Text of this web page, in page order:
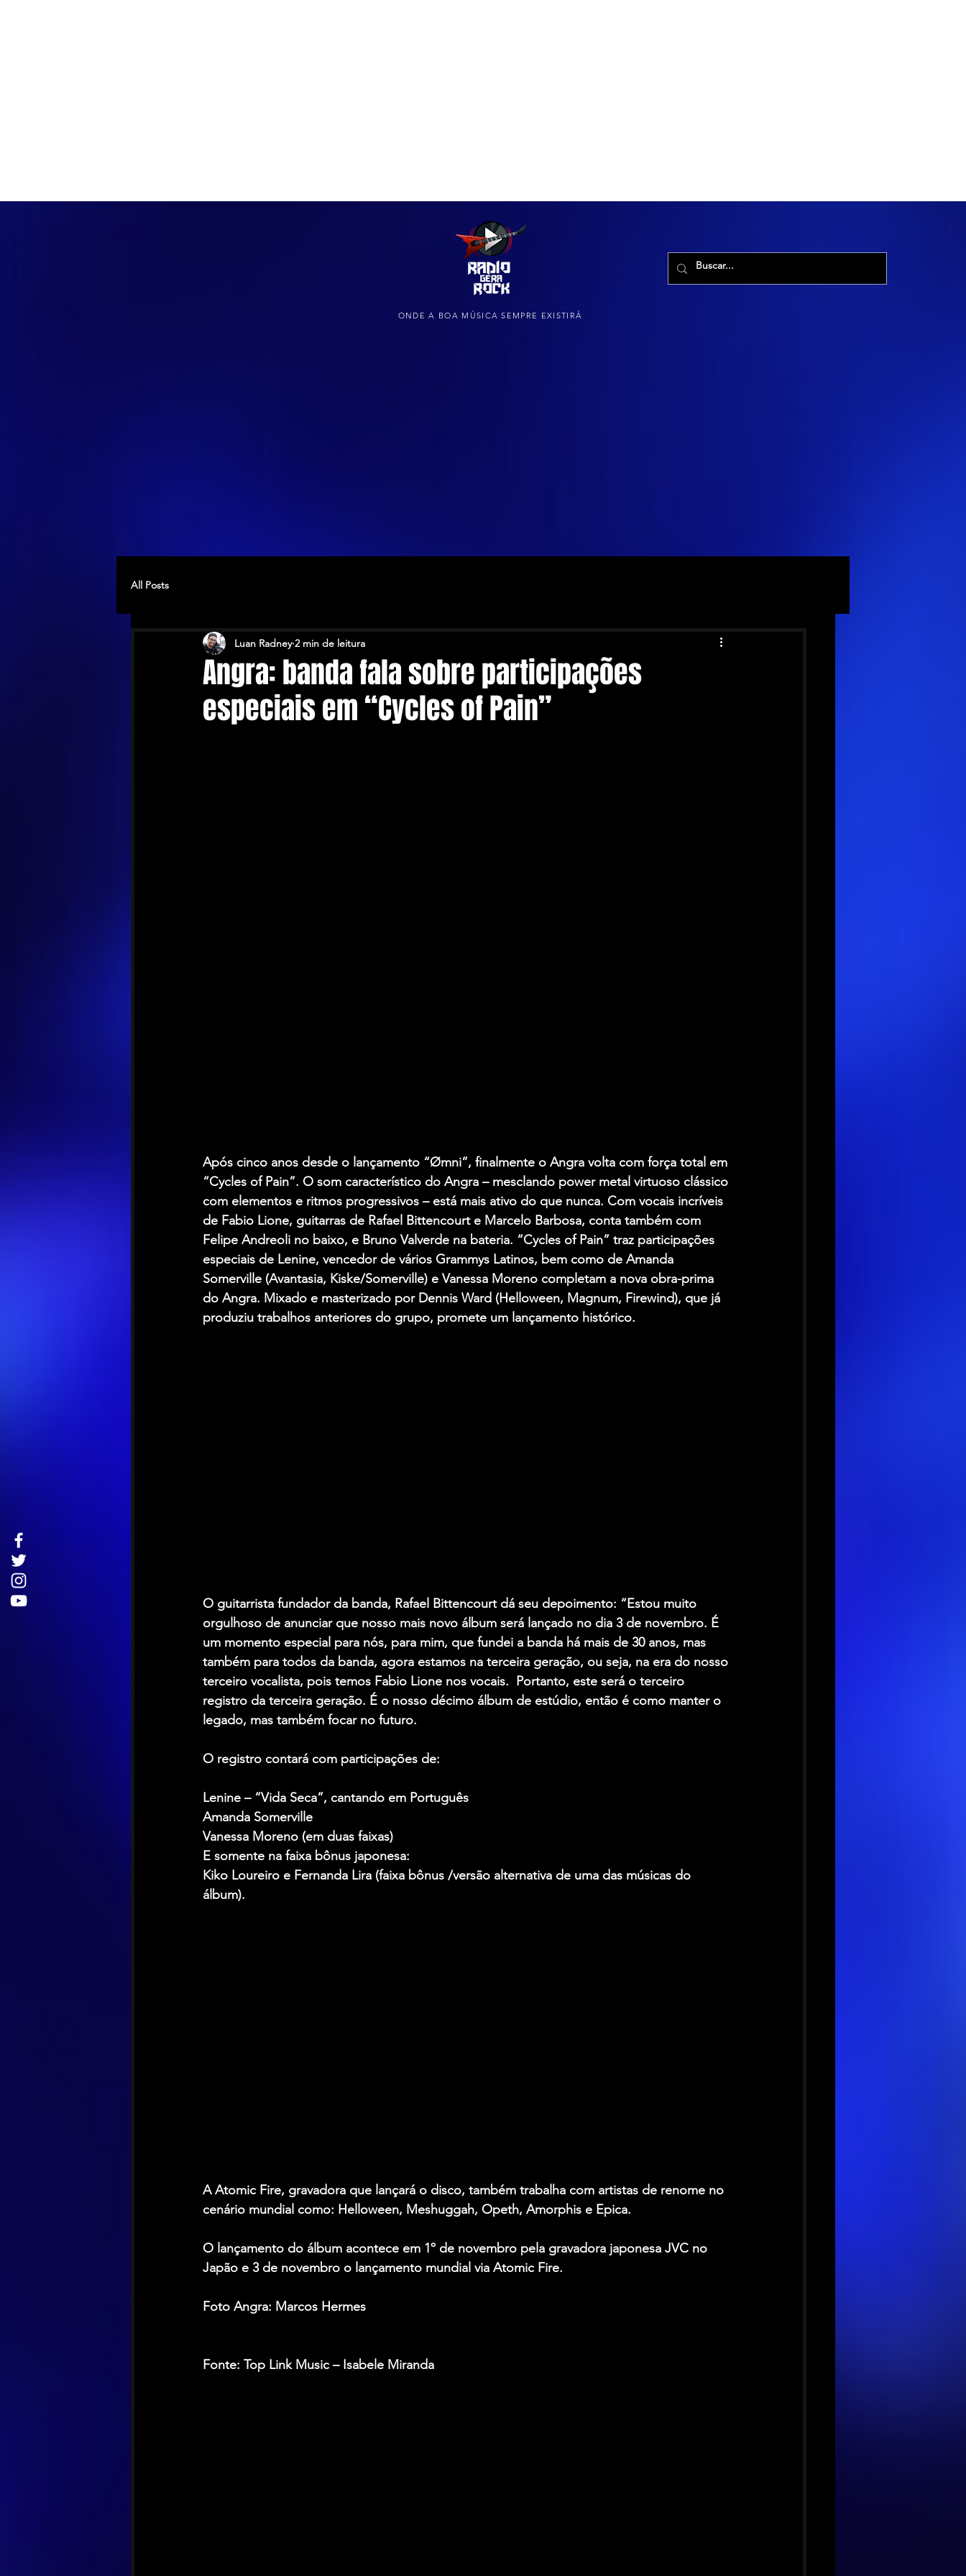
ONDE A BOA MÚSICA SEMPRE EXISTIRÁ
All Posts
Angra: banda fala sobre participações
especiais em “Cycles of Pain”
Luan Radney 2 min de leitura
Após cinco anos desde o lançamento “Ømni”, finalmente o Angra volta com força total em
“Cycles of Pain”. O som característico do Angra – mesclando power metal virtuoso clássico
com elementos e ritmos progressivos – está mais ativo do que nunca. Com vocais incríveis
de Fabio Lione, guitarras de Rafael Bittencourt e Marcelo Barbosa, conta também com
Felipe Andreoli no baixo, e Bruno Valverde na bateria. “Cycles of Pain” traz participações
especiais de Lenine, vencedor de vários Grammys Latinos, bem como de Amanda
Somerville (Avantasia, Kiske/Somerville) e Vanessa Moreno completam a nova obra-prima
do Angra. Mixado e masterizado por Dennis Ward (Helloween, Magnum, Firewind), que já
produziu trabalhos anteriores do grupo, promete um lançamento histórico.
O guitarrista fundador da banda, Rafael Bittencourt dá seu depoimento: “Estou muito
orgulhoso de anunciar que nosso mais novo álbum será lançado no dia 3 de novembro. É
um momento especial para nós, para mim, que fundei a banda há mais de 30 anos, mas
também para todos da banda, agora estamos na terceira geração, ou seja, na era do nosso
terceiro vocalista, pois temos Fabio Lione nos vocais.  Portanto, este será o terceiro
registro da terceira geração. É o nosso décimo álbum de estúdio, então é como manter o
legado, mas também focar no futuro.
O registro contará com participações de:
Lenine – “Vida Seca”, cantando em Português
Amanda Somerville
Vanessa Moreno (em duas faixas)
E somente na faixa bônus japonesa:
Kiko Loureiro e Fernanda Lira (faixa bônus /versão alternativa de uma das músicas do
álbum).
A Atomic Fire, gravadora que lançará o disco, também trabalha com artistas de renome no
cenário mundial como: Helloween, Meshuggah, Opeth, Amorphis e Epica.
O lançamento do álbum acontece em 1º de novembro pela gravadora japonesa JVC no
Japão e 3 de novembro o lançamento mundial via Atomic Fire.
Foto Angra: Marcos Hermes
Fonte: Top Link Music – Isabele Miranda